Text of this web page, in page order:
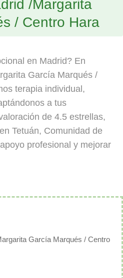
/Margarita
/ Centro Hara
en Madrid? En
García Marqués /
terapia individual,
a tus
de 4.5 estrellas,
Tetuán, Comunidad de
profesional y mejorar
García Marqués / Centro